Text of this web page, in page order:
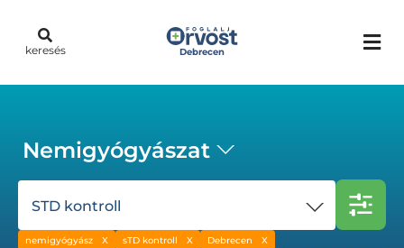
keresés Debrecen
Nemigyógyászat
STD kontroll
nemigyógyász sTD kontroll Debrecen